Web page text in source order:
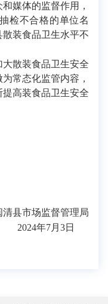
媒体的监督作用，
检不合格的单位名
装食品卫生水平不
大散装食品卫生安全
常态化监管内容，
高装食品卫生安全
市场监督管理局
2024年7月3日